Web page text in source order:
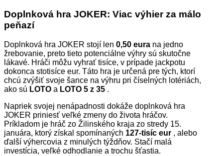
Doplnková hra JOKER: Viac výhier za málo
peňazí
Doplnková hra JOKER stojí len 0,50 eura na jedno
žrebovanie, preto tieto potenciálne výhry sú skutočne
lákavé. Hráči môžu vyhrať tisíce, v prípade jackpotu
dokonca stotisíce eur. Táto hra je určená pre tých, ktorí
chcú zvýšiť svoje šance na výhru pri číselných lotériách,
ako sú LOTO a LOTO 5 z 35 .
Napriek svojej nenápadnosti dokáže doplnková hra
JOKER priniesť veľké zmeny do života hráčov.
Príkladom je hráč zo Žilinského kraja zo stredy 15.
januára, ktorý získal spomínaných 127-tisíc eur , alebo
ďalší výhercovia z minulých týždňov. Stačí malá
investícia, veľké odhodlanie a trochu šťastia.